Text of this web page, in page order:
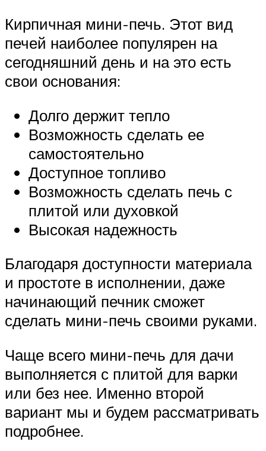
Кирпичная мини-печь. Этот вид
печей наиболее популярен на
сегодняшний день и на это есть
свои основания:
Долго держит тепло
Возможность сделать ее
самостоятельно
Доступное топливо
Возможность сделать печь с
плитой или духовкой
Высокая надежность
Благодаря доступности материала
и простоте в исполнении, даже
начинающий печник сможет
сделать мини-печь своими руками.
Чаще всего мини-печь для дачи
выполняется с плитой для варки
или без нее. Именно второй
вариант мы и будем рассматривать
подробнее.